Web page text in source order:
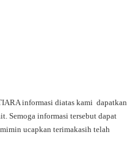
informasi diatas kami dapatkan
Semoga informasi tersebut dapat
ucapkan terimakasih telah